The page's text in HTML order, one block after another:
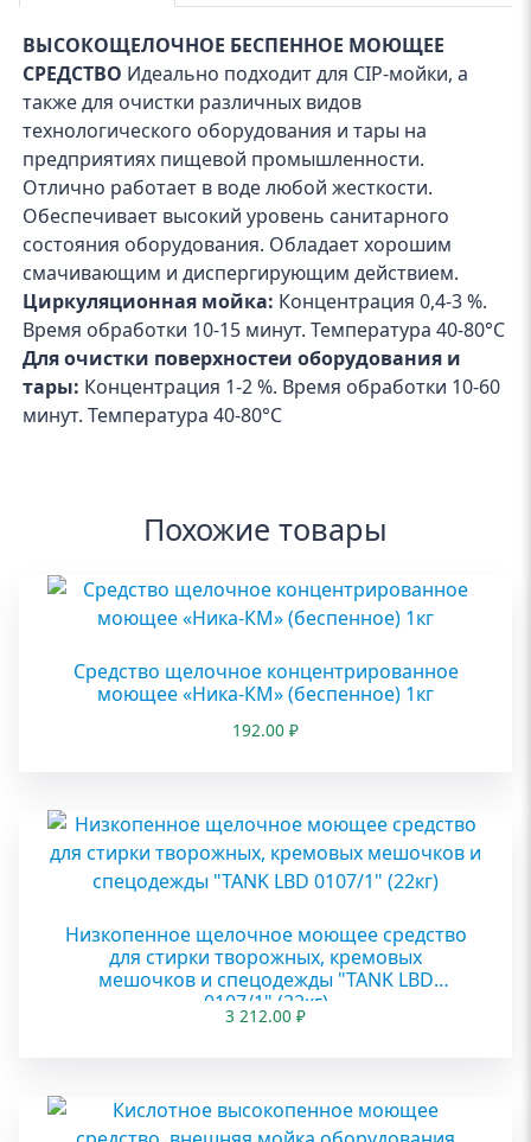
ВЫСОКОЩЕЛОЧНОЕ БЕСПЕННОЕ МОЮЩЕЕ
СРЕДСТВО Идеально подходит для CIP-мойки, а
также для очистки различных видов
технологического оборудования и тары на
предприятиях пищевой промышленности.
Отлично работает в воде любой жесткости.
Обеспечивает высокий уровень санитарного
состояния оборудования. Обладает хорошим
смачивающим и диспергирующим действием.
Циркуляционная мойка: Концентрация 0,4-3 %.
Время обработки 10-15 минут. Температура 40-80°С
Для очистки поверхностеи оборудования и
тары: Концентрация 1-2 %. Время обработки 10-60
минут. Температура 40-80°С
Похожие товары
Средство щелочное концентрированное
моющее «Ника-КМ» (беспенное) 1кг
192.00 ₽
Низкопенное щелочное моющее средство
для стирки творожных, кремовых
мешочков и спецодежды "TANK LBD
0107/1" (22кг)
3 212.00 ₽